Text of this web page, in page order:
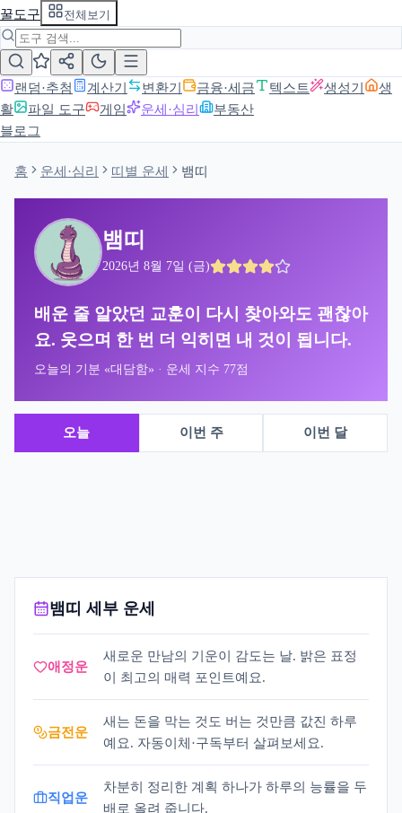
꿀도구 전체보기
랜덤·추첨 계산기 변환기 금융·세금 텍스트 생성기
생
활
파일 도구 게임 운세·심리
부동산
블로그
홈 운세·심리 띠별 운세 뱀띠
뱀띠
2026년 8월 7일 (금)
배운 줄 알았던 교훈이 다시 찾아와도 괜찮아
요. 웃으며 한 번 더 익히면 내 것이 됩니다.
오늘의 기분 «대담함» · 운세 지수 77점
오늘 이번 주 이번 달
뱀띠 세부 운세
애정운
새로운 만남의 기운이 감도는 날. 밝은 표정
이 최고의 매력 포인트예요.
금전운
새는 돈을 막는 것도 버는 것만큼 값진 하루
예요. 자동이체·구독부터 살펴보세요.
직업운
차분히 정리한 계획 하나가 하루의 능률을 두
배로 올려 줍니다.